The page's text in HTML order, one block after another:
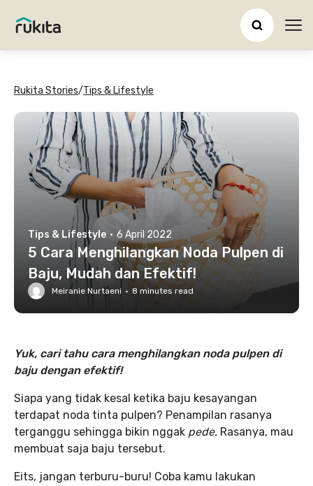
Rukita Stories/Tips & Lifestyle
Tips & Lifestyle · 6 April 2022
5 Cara Menghilangkan Noda Pulpen di
Baju, Mudah dan Efektif!
Meiranie Nurtaeni · 8 minutes read
Yuk, cari tahu cara menghilangkan noda pulpen di
baju dengan efektif!
Siapa yang tidak kesal ketika baju kesayangan
terdapat noda tinta pulpen? Penampilan rasanya
terganggu sehingga bikin nggak pede. Rasanya, mau
membuat saja baju tersebut.
Eits, jangan terburu-buru! Coba kamu lakukan